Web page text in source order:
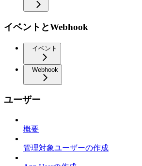
イベントとWebhook
イベント
Webhook
ユーザー
概要
管理対象ユーザーの作成